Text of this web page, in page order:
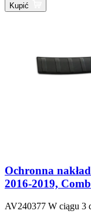
Kupić
Ochronna
2016-2019,
AV240377 W ciągu 3